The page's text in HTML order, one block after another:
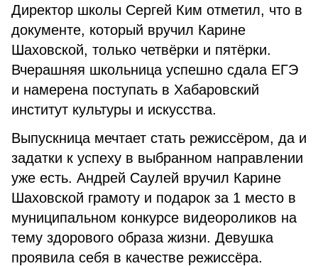
Директор школы Сергей Ким отметил, что в
документе, который вручил Карине
Шаховской, только четвёрки и пятёрки.
Вчерашняя школьница успешно сдала ЕГЭ
и намерена поступать в Хабаровский
институт культуры и искусства.
Выпускница мечтает стать режиссёром, да и
задатки к успеху в выбранном направлении
уже есть. Андрей Саулей вручил Карине
Шаховской грамоту и подарок за 1 место в
муниципальном конкурсе видеороликов на
тему здорового образа жизни. Девушка
проявила себя в качестве режиссёра.